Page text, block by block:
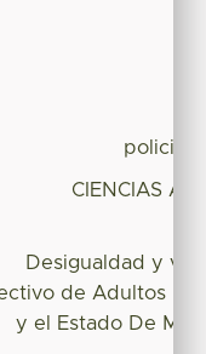
policies
CIENCIAS
Desigualdad y
de Adultos
y el Estado De